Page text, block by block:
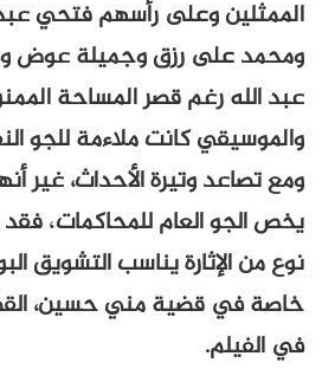
الممثلين وعلى رأسهم فتحي
ومحمد على رزق وجميلة عوض
عبد الله رغم قصر المساحة
والموسيقي كانت ملاءمة للجو
ومع تصاعد وتيرة الأحداث، غير
يخص الجو العام للمحاكمات،
نوع من الإثارة يناسب التشويق
خاصة في قضية مني حسين،
في الفيلم.